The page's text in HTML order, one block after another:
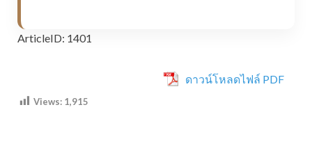
ArticleID: 1401
ดาวน์โหลดไฟล์ PDF
Views: 1,915